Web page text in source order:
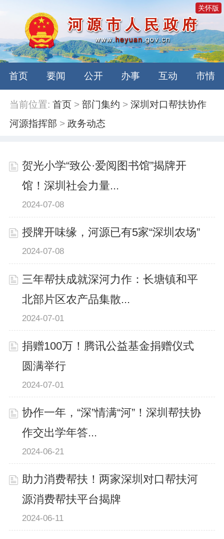
关怀版
首页 要闻 公开 办事 互动 市情
当前位置: 首页 >部门集约 >深圳对口帮扶协作
河源指挥部 >政务动态
贺光小学“致公·爱阅图书馆”揭牌开
馆！深圳社会力量...
2024-07-08
授牌开味缘，河源已有5家“深圳农场”
2024-07-08
三年帮扶成就深河力作：长塘镇和平
北部片区农产品集散...
2024-07-01
捐赠100万！腾讯公益基金捐赠仪式
圆满举行
2024-07-01
协作一年，“深”情满“河”！深圳帮扶协
作交出学年答...
2024-06-21
助力消费帮扶！两家深圳对口帮扶河
源消费帮扶平台揭牌
2024-06-11